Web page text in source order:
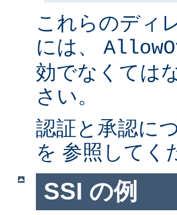
これらのディ
には、
効でなくては
さい。
認証と承認に
を 参照してく
SSI の例